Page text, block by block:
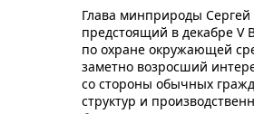
Глава минприроды
предстоящий в декабре V
по охране окружающей
заметно возросший
со стороны обычных
структур и